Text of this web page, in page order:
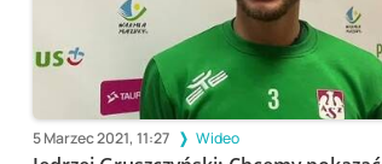
5 Marzec 2021, 11:27 Wideo